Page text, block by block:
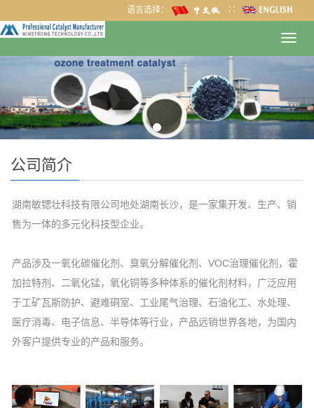
语言选择： ∷
公司简介
湖南敏锶壮科技有限公司地处湖南长沙，是一家集开发、生产、销
售为一体的多元化科技型企业。
产品涉及一氧化碳催化剂、臭氧分解催化剂、 VOC治理催化剂，霍
加拉特剂、二氧化锰，氧化铜等多种体系的催化剂材料，广泛应用
于工矿瓦斯防护、避难硐室、工业尾气治理、石油化工、水处理、
医疗消毒、电子信息、半导体等行业，产品远销世界各地，为国内
外客户提供专业的产品和服务。